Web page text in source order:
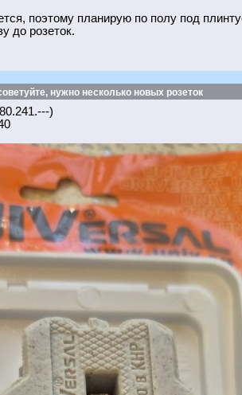
поэтому планирую по полу под
до розеток.
нужно несколько новых розеток
)